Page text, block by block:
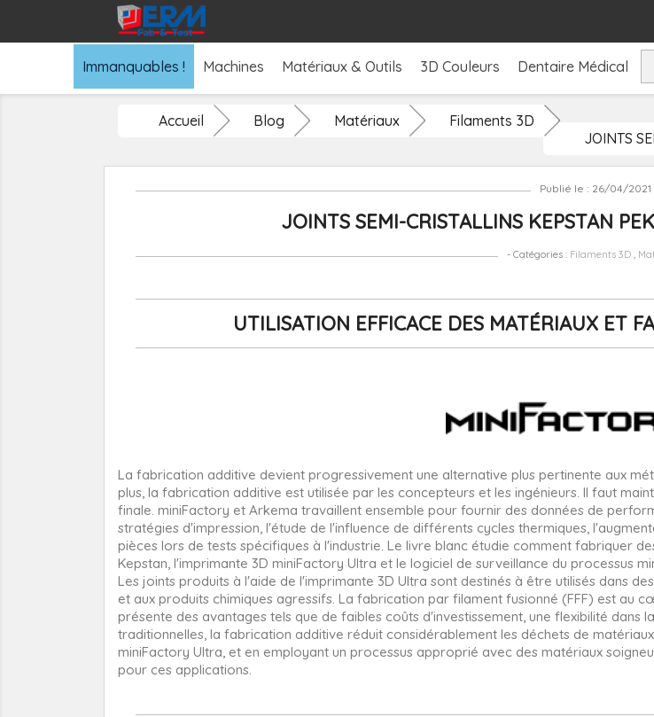
Immanquables ! Machines Matériaux & Outils 3D Couleurs Dentaire Médical
Accueil Blog Matériaux
Filaments 3D
JOINTS
Publié le : 26/04/2021
JOINTS SEMI-CRISTALLINS KEPSTAN
- Catégories : Filaments 3D,
UTILISATION EFFICACE DES MATÉRIAUX ET
La fabrication additive devient progressivement une alternative plus pertinente aux
plus, la fabrication additive est utilisée par les concepteurs et les ingénieurs. Il faut
finale. miniFactory et Arkema travaillent ensemble pour fournir des données de
stratégies d'impression, l'étude de l'influence de différents cycles thermiques,
pièces lors de tests spécifiques à l'industrie. Le livre blanc étudie comment fabriquer
Kepstan, l'imprimante 3D miniFactory Ultra et le logiciel de surveillance du processus
Les joints produits à l'aide de l'imprimante 3D Ultra sont destinés à être utilisés dans
et aux produits chimiques agressifs. La fabrication par filament fusionné (FFF) est au
présente des avantages tels que de faibles coûts d'investissement, une flexibilité
traditionnelles, la fabrication additive réduit considérablement les déchets de
miniFactory Ultra, et en employant un processus approprié avec des matériaux
pour ces applications.